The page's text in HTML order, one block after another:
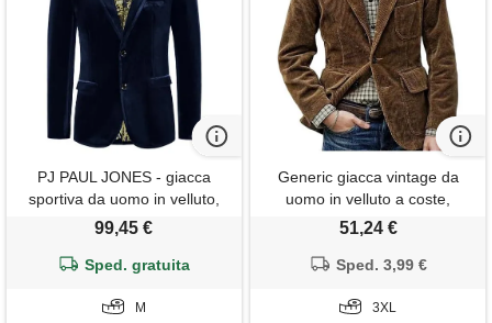
PJ PAUL JONES - giacca
sportiva da uomo in velluto,
con due bottoni, vestibilità
fine anno, matrimonio, navy,
99,45 €
Sped. gratuita
M
Generic giacca vintage da
uomo in velluto a coste,
cappotti sportivi casual
blazer in velluto a coste,
51,24 €
Sped. 3,99 €
3XL